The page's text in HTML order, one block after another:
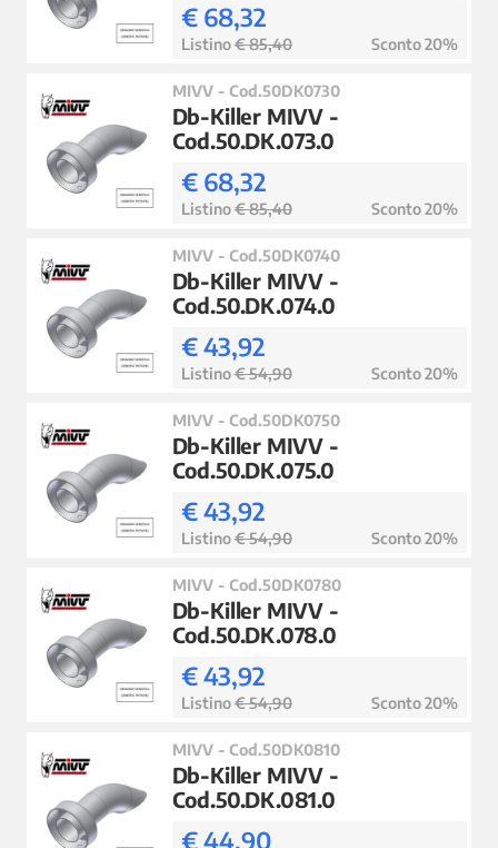
€ 68,32
Listino€ 85,40 Sconto 20%
MIVV - Cod.50DK0730
Db-Killer MIVV -
Cod.50.DK.073.0
€ 68,32
Listino€ 85,40 Sconto 20%
MIVV - Cod.50DK0740
Db-Killer MIVV -
Cod.50.DK.074.0
€ 43,92
Listino€ 54,90 Sconto 20%
MIVV - Cod.50DK0750
Db-Killer MIVV -
Cod.50.DK.075.0
€ 43,92
Listino€ 54,90 Sconto 20%
MIVV - Cod.50DK0780
Db-Killer MIVV -
Cod.50.DK.078.0
€ 43,92
Listino€ 54,90 Sconto 20%
MIVV - Cod.50DK0810
Db-Killer MIVV -
Cod.50.DK.081.0
€ 44,90